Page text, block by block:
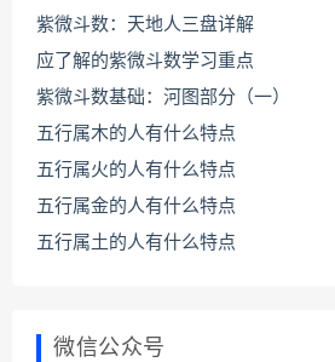
紫微斗数：天地人三盘详解
应了解的紫微斗数学习重点
紫微斗数基础：河图部分（一）
五行属木的人有什么特点
五行属火的人有什么特点
五行属金的人有什么特点
五行属土的人有什么特点
微信公众号